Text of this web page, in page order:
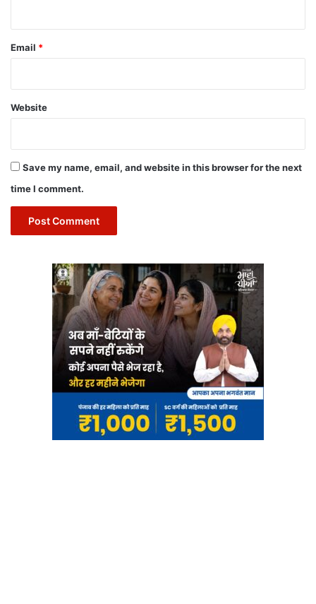
Email *
Website
Save my name, email, and website in this browser for the next
time I comment.